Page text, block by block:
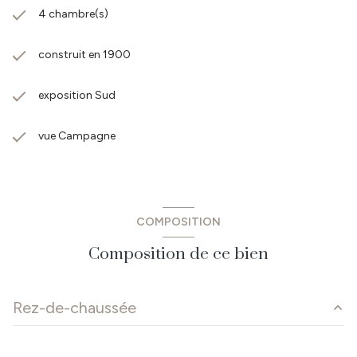
4 chambre(s)
construit en 1900
exposition Sud
vue Campagne
COMPOSITION
Composition de ce bien
Rez-de-chaussée